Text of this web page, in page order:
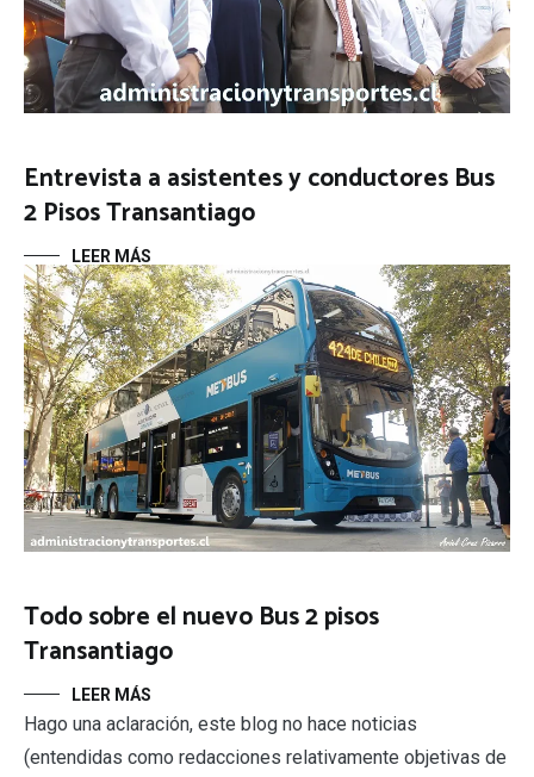
Entrevista a asistentes y conductores Bus
2 Pisos Transantiago
LEER MÁS
Si hay momentos en que me gusta y me alegra mucho
tener un blog personal, uno de ellos es éste. A diferencia
de otros medios de comunicación, acá yo puedo
experimentar y puedo abordar los temas de un modo más
profundo, mucho más humano y cercano. Esa es la gran
gracia del blog, escribo de […]
Todo sobre el nuevo Bus 2 pisos
Transantiago
LEER MÁS
Hago una aclaración, este blog no hace noticias
(entendidas como redacciones relativamente objetivas de